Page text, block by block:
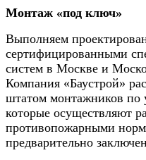
Монтаж «под ключ»
Выполняем
сертифицированными
систем в Москве и
Компания «Баустрой»
штатом монтажников по
которые осуществляют
противопожарными
предварительно